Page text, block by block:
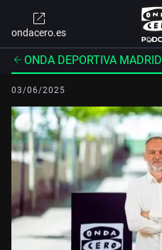
ondacero.es
ONDA DEPORTIVA MADRID
03/06/2025